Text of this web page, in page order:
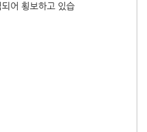
어 횡보하고 있습